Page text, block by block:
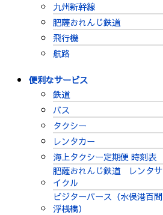
九州新幹線
肥薩おれんじ鉄道
飛行機
航路
便利なサービス
鉄道
バス
タクシー
レンタカー
海上タクシー定期便 時刻表
肥薩おれんじ鉄道 レンタサ
イクル
ビジターバース（水俣港百間
浮桟橋）